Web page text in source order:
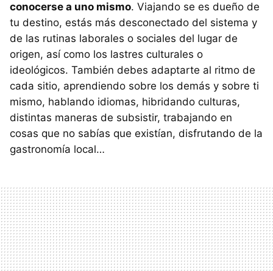
conocerse a uno mismo. Viajando se es dueño de
tu destino, estás más desconectado del sistema y
de las rutinas laborales o sociales del lugar de
origen, así como los lastres culturales o
ideológicos. También debes adaptarte al ritmo de
cada sitio, aprendiendo sobre los demás y sobre ti
mismo, hablando idiomas, hibridando culturas,
distintas maneras de subsistir, trabajando en
cosas que no sabías que existían, disfrutando de la
gastronomía local…